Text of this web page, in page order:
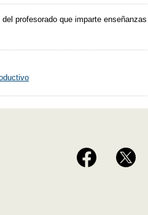
profesorado que imparte